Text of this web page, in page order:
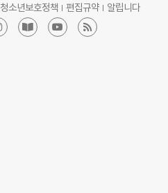
청소년보호정책 편집규약 알립니다